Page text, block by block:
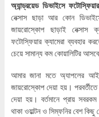
অ্যান্ড্রয়েড ডিভাইসে
নেক্সাস ছাড়া আর কোন
জায়রোস্কোপ ছাড়াই নেক্সাস
ফটোস্ফিয়ার ক্যামেরা ব্যবহার
চেয়ে সামান্য কম কোয়ালিটির
আমার জানা মতে অ্যাপলের আই
জায়রোস্কোপ দেয়া হয়।
দেয়া হয়। বর্তমানে প্রায় সবরকম
থাকা ওয়াল্টন ও সিম্ফনির বেশ